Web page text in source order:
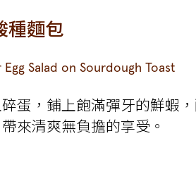
種麵包
Salad on Sourdough Toast
蛋，鋪上飽滿彈牙的鮮蝦
來清爽無負擔的享受。